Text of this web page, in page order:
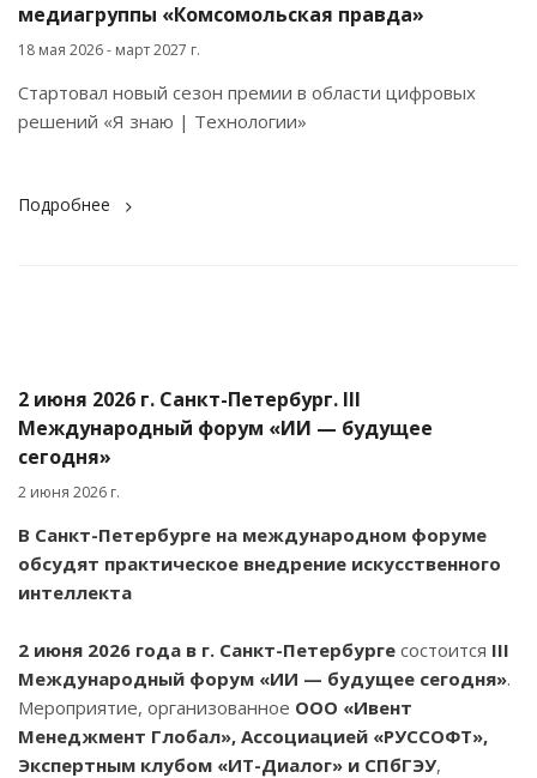
медиагруппы «Комсомольская правда»
18 мая 2026 - март 2027 г.
Стартовал новый сезон премии в области цифровых
решений «Я знаю | Технологии»
Подробнее
2 июня 2026 г. Санкт-Петербург. III
Международный форум «ИИ — будущее
сегодня»
2 июня 2026 г.
В Санкт-Петербурге на международном форуме
обсудят практическое внедрение искусственного
интеллекта
2 июня 2026 года в г. Санкт-Петербурге состоится III
Международный форум «ИИ — будущее сегодня».
Мероприятие, организованное ООО «Ивент
Менеджмент Глобал», Ассоциацией «РУССОФТ»,
Экспертным клубом «ИТ-Диалог» и СПбГЭУ,